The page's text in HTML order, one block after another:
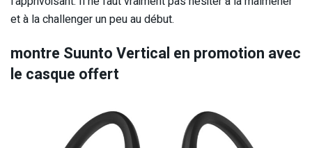
et à la challenger un peu au début.
montre Suunto Vertical en promotion avec
le casque offert